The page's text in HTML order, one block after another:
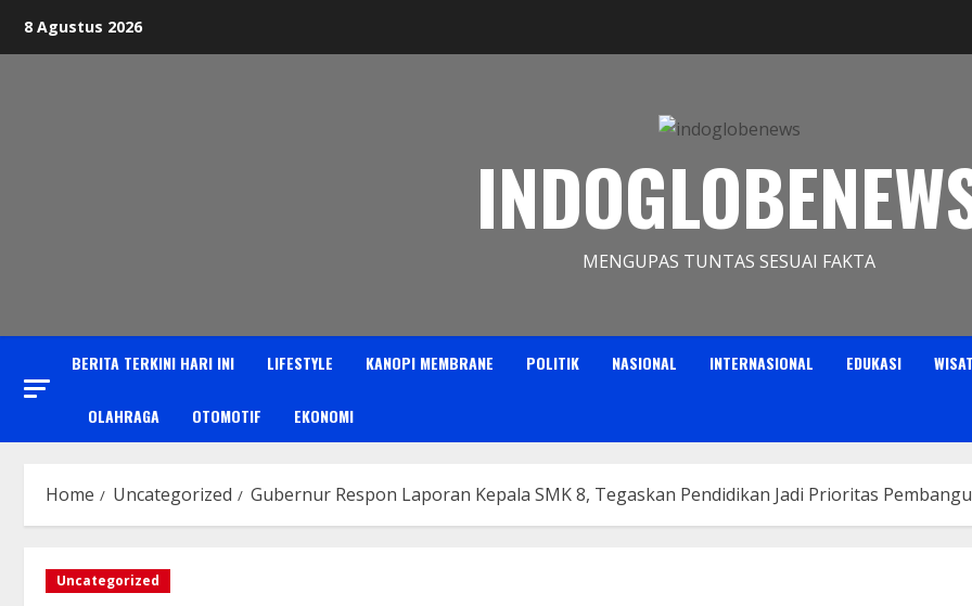
8 Agustus 2026
MENGUPAS TUNTAS SESUAI FAKTA
BERITA TERKINI HARI INI LIFESTYLE KANOPI MEMBRANE POLITIK NASIONAL INTERNASIONAL EDUKASI
OLAHRAGA OTOMOTIF EKONOMI
Home Uncategorized Gubernur Respon Laporan Kepala SMK 8, Tegaskan Pendidikan Jadi Prioritas
Uncategorized